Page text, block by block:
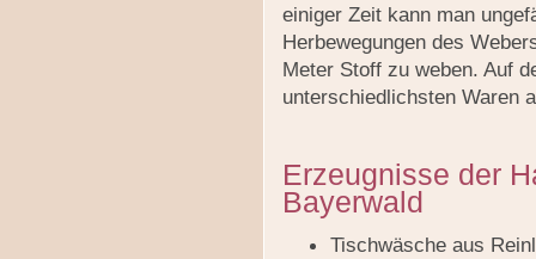
einiger Zeit kann man
Herbewegungen des
Meter Stoff zu weben. Auf
unterschiedlichsten Waren
Erzeugnisse der
Bayerwald
Tischwäsche aus